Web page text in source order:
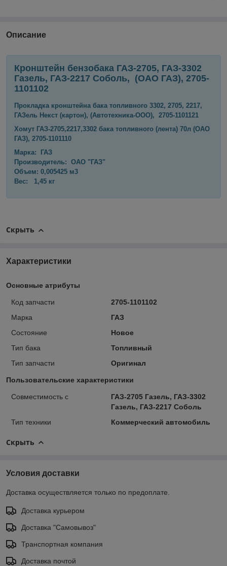
Описание
Кронштейн бензобака ГАЗ-2705, ГАЗ-3302
Газель, ГАЗ-2217 Соболь, (ОАО ГАЗ), 2705-
1101102
Прокладка кронштейна бака топливного 3302, 2705, 2217,
ГАЗель Некст (картон), (Автотехника-ООО), 2705-1101121
Хомут ГАЗ-2705,2217,3302 бака топливного (лента) 70л (ОАО
ГАЗ), 2705-1101110
Марка: ГАЗ
Производитель: ОАО "ГАЗ"
Объем: 0,005425 м3
Вес: 1,45 кг
Скрыть
Характеристики
Основные атрибуты
Код запчасти
2705-1101102
Марка
ГАЗ
Состояние
Новое
Тип бака
Топливный
Тип запчасти
Оригинал
Пользовательские характеристики
Совместимость с
ГАЗ-2705 Газель, ГАЗ-3302
Газель, ГАЗ-2217 Соболь
Тип техники
Коммерческий автомобиль
Скрыть
Условия доставки
Доставка осуществляется только по предоплате.
Доставка курьером
Доставка "Самовывоз"
Транспортная компания
Доставка почтой